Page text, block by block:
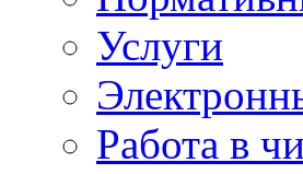
Услуги
Работа в